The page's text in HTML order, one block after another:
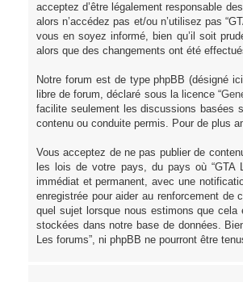
acceptez d’être légalement responsable
alors n’accédez pas et/ou n’utilisez pas
vous en soyez informé, bien qu’il soit
alors que des changements ont été
Notre forum est de type phpBB (désigné ici
libre de forum, déclaré sous la licence “
facilite seulement les discussions basées
contenu ou conduite permis. Pour de plus
Vous acceptez de ne pas publier de
les lois de votre pays, du pays où “GTA
immédiat et permanent, avec une
enregistrée pour aider au renforcement de
quel sujet lorsque nous estimons que
stockées dans notre base de données.
Les forums”, ni phpBB ne pourront être